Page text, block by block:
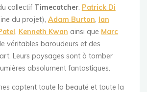
collectif Timecatcher Patrick Di
du projet),Adam Burton Ian
Kenneth Kwan ainsi que Marc
véritables baroudeurs et des
Leurs paysages sont à tomber
absolument fantastiques.
captent toute la beauté et toute la